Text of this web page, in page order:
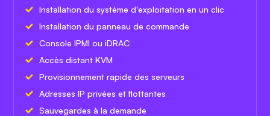
Installation du système d'exploitation en un clic
Installation du panneau de commande
Console IPMI ou iDRAC
Accès distant KVM
Provisionnement rapide des serveurs
Adresses IP privées et flottantes
Sauvegardes à la demande